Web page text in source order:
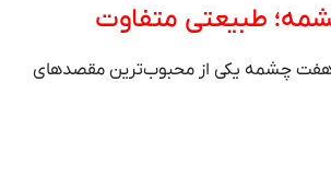
طبیعتی متفاوت
هفت چشمه یکی از محبوب‌ترین مقصدهای